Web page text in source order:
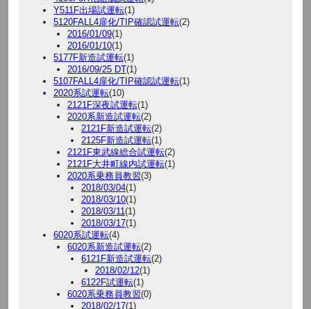
Y511F出場試運転(1)
5120FALL4扉化/TIP確認試運転(2)
2016/01/09(1)
2016/01/10(1)
5177F新造試運転(1)
2016/09/25 DT(1)
5107FALL4扉化/TIP確認試運転(1)
2020系試運転(10)
2121F深夜試運転(1)
2020系新造試運転(2)
2121F新造試運転(2)
2125F新造試運転(1)
2121F東武線総合試運転(2)
2121F大井町線内試運転(1)
2020系乗務員教習(3)
2018/03/04(1)
2018/03/10(1)
2018/03/11(1)
2018/03/17(1)
6020系試運転(4)
6020系新造試運転(2)
6121F新造試運転(2)
2018/02/12(1)
6122F試運転(1)
6020系乗務員教習(0)
2018/02/17(1)